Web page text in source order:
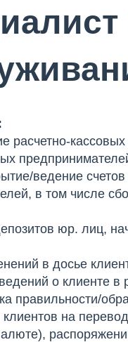
расчетно-
ведение
в том числе
юр. лиц,
в досье
о клиенте в
правильности/
на